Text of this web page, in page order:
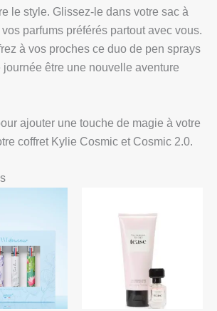
le style. Glissez-le dans votre sac à
parfums préférés partout avec vous.
à vos proches ce duo de pen sprays
être une nouvelle aventure
ajouter une touche de magie à votre
coffret Kylie Cosmic et Cosmic 2.0.